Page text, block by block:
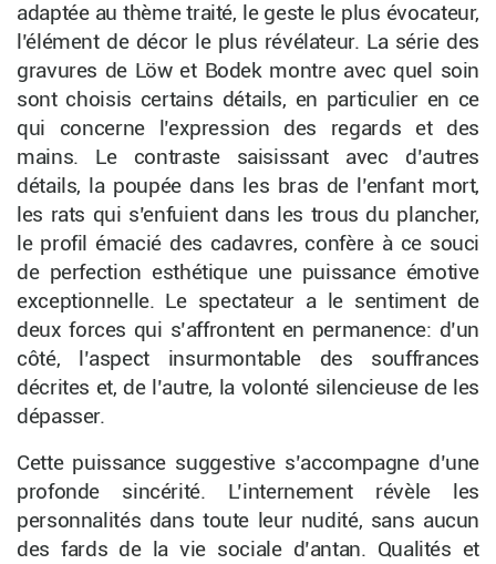
adaptée au thème traité, le geste le plus évocateur,
l’élément de décor le plus révélateur. La série des
gravures de Löw et Bodek montre avec quel soin
sont choisis certains détails, en particulier en ce
qui concerne l’expression des regards et des
mains. Le contraste saisissant avec d’autres
détails, la poupée dans les bras de l’enfant mort,
les rats qui s’enfuient dans les trous du plancher,
le profil émacié des cadavres, confère à ce souci
de perfection esthétique une puissance émotive
exceptionnelle. Le spectateur a le sentiment de
deux forces qui s’affrontent en permanence: d’un
côté, l’aspect insurmontable des souffrances
décrites et, de l’autre, la volonté silencieuse de les
dépasser.
Cette puissance suggestive s’accompagne d’une
profonde sincérité. L’internement révèle les
personnalités dans toute leur nudité, sans aucun
des fards de la vie sociale d’antan. Qualités et